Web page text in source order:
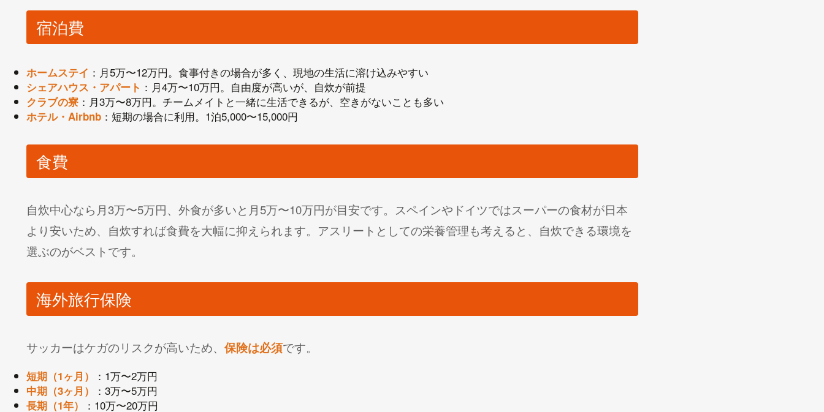
宿泊費
ホームステイ ：月5万〜12万円。食事付きの場合が多く、現地の生活に溶け込みやすい
シェアハウス・アパート ：月4万〜10万円。自由度が高いが、自炊が前提
クラブの寮 ：月3万〜8万円。チームメイトと一緒に生活できるが、空きがないことも多い
ホテル・Airbnb ：短期の場合に利用。1泊5,000〜15,000円
食費
自炊中心なら月3万〜5万円、外食が多いと月5万〜10万円が目安です。スペインやドイツではスーパーの食材が日本
より安いため、自炊すれば食費を大幅に抑えられます。アスリートとしての栄養管理も考えると、自炊できる環境を
選ぶのがベストです。
海外旅行保険
サッカーはケガのリスクが高いため、保険は必須です。
短期（1ヶ月） ：1万〜2万円
中期（3ヶ月） ：3万〜5万円
長期（1年） ：10万〜20万円